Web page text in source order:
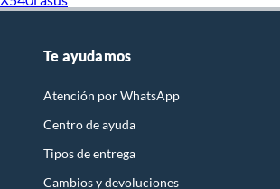
Te ayudamos
Atención por WhatsApp
Centro de ayuda
Tipos de entrega
Cambios y devoluciones